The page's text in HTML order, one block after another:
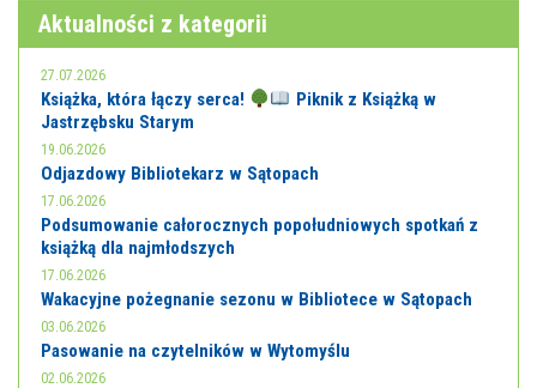
Aktualności z kategorii
27.07.2026
Książka, która łączy serca!
Piknik z Książką w
Jastrzębsku Starym
19.06.2026
Odjazdowy Bibliotekarz w Sątopach
17.06.2026
Podsumowanie całorocznych popołudniowych spotkań z
książką dla najmłodszych
17.06.2026
Wakacyjne pożegnanie sezonu w Bibliotece w Sątopach
03.06.2026
Pasowanie na czytelników w Wytomyślu
02.06.2026